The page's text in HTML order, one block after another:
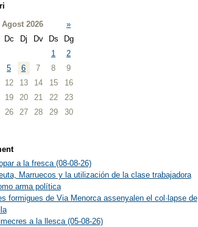
Agost 2026
»
Dc Dj Dv Ds
Dg
1
2
5 6 7 8
9
12 13 14 15
16
19 20 21 22
23
26 27 28 29
30
a la fresca (08-08-26)
Marruecos y la utilización de la clase trabajadora
arma política
formigues de Via Menorca assenyalen el col·lapse de
a la llesca (05-08-26)